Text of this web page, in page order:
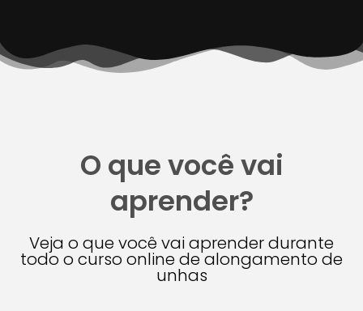
O que você vai
aprender?
Veja o que você vai aprender durante
todo o curso online de alongamento de
unhas